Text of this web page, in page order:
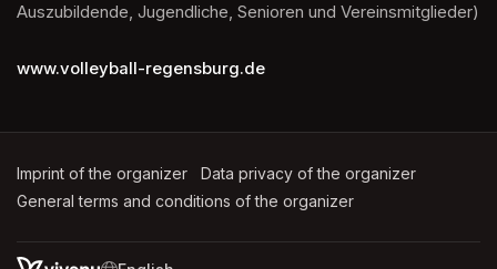
Auszubildende, Jugendliche, Senioren und Vereinsmitglieder)
www.volleyball-regensburg.de
Imprint of the organizer (opens in a new tab)
Data privacy of the organizer
General terms and conditions of the organizer